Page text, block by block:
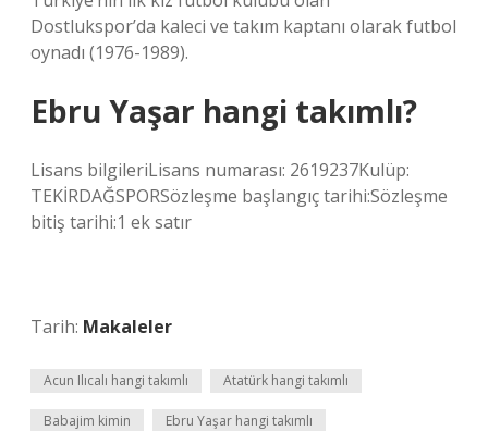
Dostlukspor’da kaleci ve takım kaptanı olarak futbol
oynadı (1976-1989).
Ebru Yaşar hangi takımlı?
Lisans bilgileriLisans numarası: 2619237Kulüp:
TEKİRDAĞSPORSözleşme başlangıç ​​tarihi:Sözleşme
bitiş tarihi:1 ek satır
Tarih: Makaleler
Acun Ilıcalı hangi takımlı Atatürk hangi takımlı
Babajim kimin Ebru Yaşar hangi takımlı